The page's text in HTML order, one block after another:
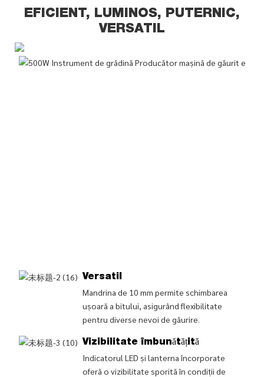
EFICIENT, LUMINOS, PUTERNIC,
VERSATIL
Versatil
Mandrina de 10 mm permite schimbarea
ușoară a bitului, asigurând flexibilitate
pentru diverse nevoi de găurire.
Vizibilitate îmbunătățită
Indicatorul LED și lanterna încorporate
oferă o vizibilitate sporită în condiții de